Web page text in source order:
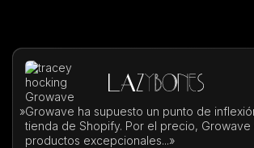
»Growave ha supuesto un punto de
tienda de Shopify. Por el precio,
productos excepcionales...»